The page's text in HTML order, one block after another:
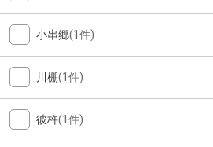
小串郷(1件)
川棚(1件)
彼杵(1件)